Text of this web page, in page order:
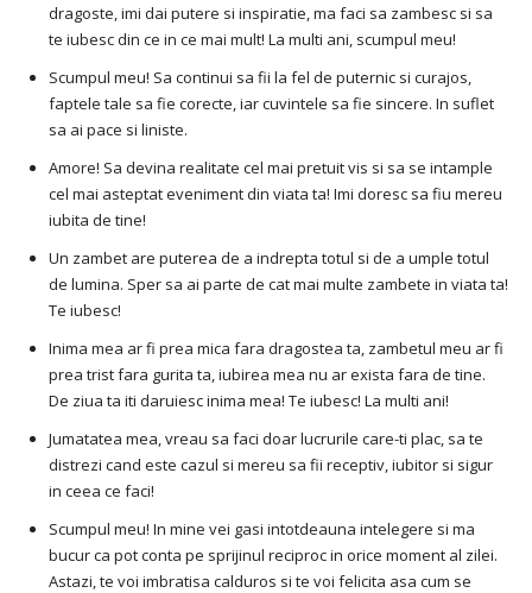
dragoste, imi dai putere si inspiratie, ma faci sa zambesc si sa
te iubesc din ce in ce mai mult! La multi ani, scumpul meu!
Scumpul meu! Sa continui sa fii la fel de puternic si curajos,
faptele tale sa fie corecte, iar cuvintele sa fie sincere. In suflet
sa ai pace si liniste.
Amore! Sa devina realitate cel mai pretuit vis si sa se intample
cel mai asteptat eveniment din viata ta! Imi doresc sa fiu mereu
iubita de tine!
Un zambet are puterea de a indrepta totul si de a umple totul
de lumina. Sper sa ai parte de cat mai multe zambete in viata ta!
Te iubesc!
Inima mea ar fi prea mica fara dragostea ta, zambetul meu ar fi
prea trist fara gurita ta, iubirea mea nu ar exista fara de tine.
De ziua ta iti daruiesc inima mea! Te iubesc! La multi ani!
Jumatatea mea, vreau sa faci doar lucrurile care-ti plac, sa te
distrezi cand este cazul si mereu sa fii receptiv, iubitor si sigur
in ceea ce faci!
Scumpul meu! In mine vei gasi intotdeauna intelegere si ma
bucur ca pot conta pe sprijinul reciproc in orice moment al zilei.
Astazi, te voi imbratisa calduros si te voi felicita asa cum se